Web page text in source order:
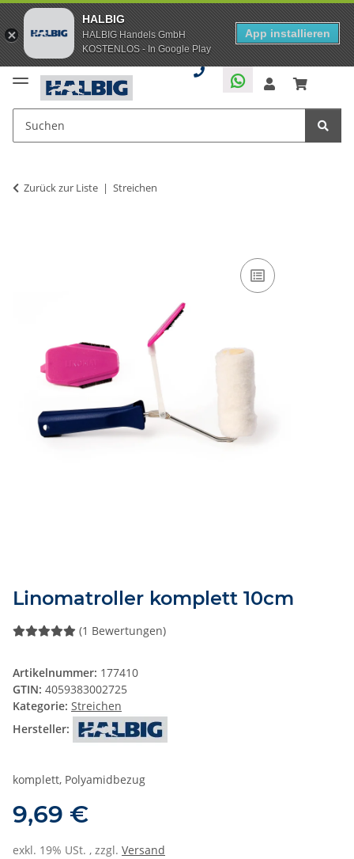
HALBIG
HALBIG Handels GmbH
KOSTENLOS - In Google Play
App installieren
Zurück zur Liste Streichen
Linomatroller komplett 10cm
(1 Bewertungen)
Artikelnummer: 177410
GTIN: 4059383002725
Kategorie: Streichen
Hersteller:
komplett, Polyamidbezug
9,69 €
exkl. 19% USt. , zzgl. Versand